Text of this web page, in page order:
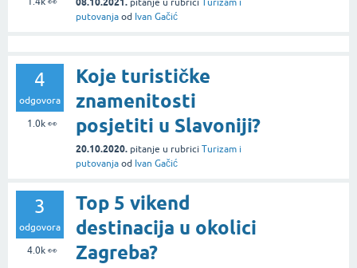
pitanje u rubrici Turizam i
putovanja od Ivan Gačić
4
odgovora
1.0k👀
Koje turističke
znamenitosti
posjetiti u Slavoniji?
20.10.2020. pitanje u rubrici Turizam i
putovanja od Ivan Gačić
3
odgovora
4.0k👀
Top 5 vikend
destinacija u okolici
Zagreba?